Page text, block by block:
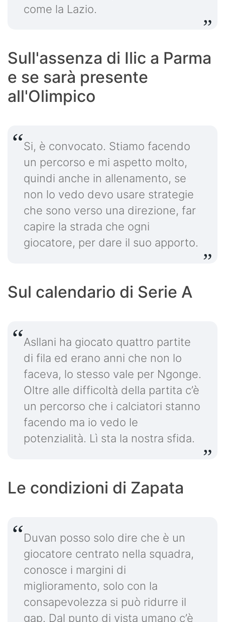
come la Lazio.
Sull'assenza di Ilic a Parma
e se sarà presente
all'Olimpico
Si, è convocato. Stiamo facendo
un percorso e mi aspetto molto,
quindi anche in allenamento, se
non lo vedo devo usare strategie
che sono verso una direzione, far
capire la strada che ogni
giocatore, per dare il suo apporto.
Sul calendario di Serie A
Asllani ha giocato quattro partite
di fila ed erano anni che non lo
faceva, lo stesso vale per Ngonge.
Oltre alle difficoltà della partita c’è
un percorso che i calciatori stanno
facendo ma io vedo le
potenzialità. Lì sta la nostra sfida.
Le condizioni di Zapata
Duvan posso solo dire che è un
giocatore centrato nella squadra,
conosce i margini di
miglioramento, solo con la
consapevolezza si può ridurre il
gap. Dal punto di vista umano c’è